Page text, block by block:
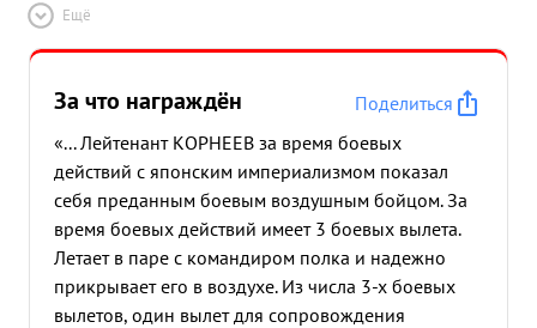
Ещё
За что награждён
Поделиться
«... Лейтенант КОРНЕЕВ за время боевых
действий с японским империализмом показал
себя преданным боевым воздушным бойцом. За
время боевых действий имеет 3 боевых вылета.
Летает в паре с командиром полка и надежно
прикрывает его в воздухе. Из числа 3-х боевых
вылетов, один вылет для сопровождения